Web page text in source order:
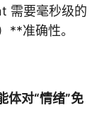
需要毫秒级的
**准确性。
体对“情绪”免